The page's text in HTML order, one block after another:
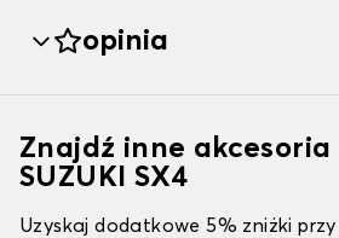
opinia
Znajdź inne akcesoria
SUZUKI SX4
Uzyskaj dodatkowe 5% zniżki